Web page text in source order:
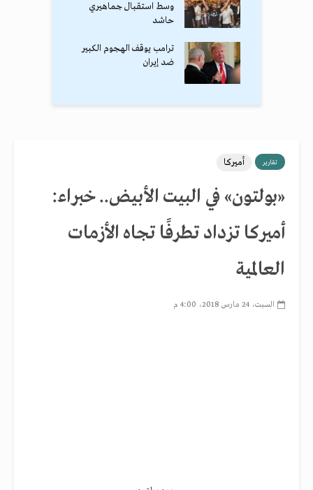
وسط استقبال جماهيري
حاشد
ترامب يوقف الهجوم الكبير
ضد إيران
تقارير أميركا
«بولتون» في البيت الأبيض.. خبراء:
أميركا تزداد تطرفًا تجاه الأزمات
العالمية
السبت، 24 مارس 2018، 4:00 م